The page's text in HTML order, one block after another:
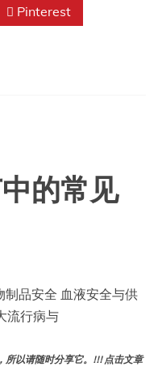
炭
疽
液
说
Pinterest
的常见
品安全 血液安全与供
流行病与
所以请随时分享它。!!! 点击文章